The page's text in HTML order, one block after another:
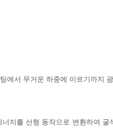
서 무거운 하중에 이르기까지
지를 선형 동작으로 변환하여